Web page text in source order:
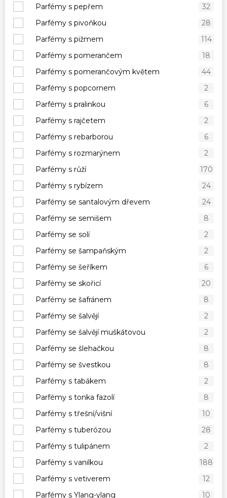
Parfémy s pepřem
32
Parfémy s pivoňkou
28
Parfémy s pižmem
114
Parfémy s pomerančem
18
Parfémy s pomerančovým květem
44
Parfémy s popcornem
2
Parfémy s pralinkou
6
Parfémy s rajčetem
2
Parfémy s rebarborou
6
Parfémy s rozmarýnem
2
Parfémy s růží
170
Parfémy s rybízem
24
Parfémy se santalovým dřevem
24
Parfémy se semišem
8
Parfémy se solí
2
Parfémy se šampaňským
2
Parfémy se šeříkem
6
Parfémy se skořicí
20
Parfémy se šafránem
8
Parfémy se šalvějí
2
Parfémy se šalvějí muškátovou
2
Parfémy se šlehačkou
8
Parfémy se švestkou
8
Parfémy s tabákem
2
Parfémy s tonka fazolí
8
Parfémy s třešní/višní
10
Parfémy s tuberózou
28
Parfémy s tulipánem
2
Parfémy s vanilkou
188
Parfémy s vetiverem
12
Parfémy s Ylang-ylang
10